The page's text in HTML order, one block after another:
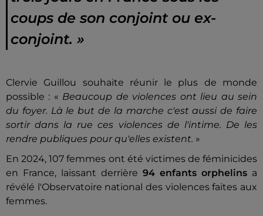
coups de son conjoint ou ex-
conjoint. »
Clervie Guillou souhaite réunir le plus de monde
possible : « Beaucoup de violences ont lieu au sein
du foyer. Là le but de la marche c'est aussi de faire
sortir dans la rue ces violences de l'intime. De les
rendre publiques pour qu'elles existent. »
En 2024, 107 femmes ont été victimes de féminicides
en France, laissant derrière 94 enfants orphelins a
révélé l'Observatoire national des violences faites aux
femmes.